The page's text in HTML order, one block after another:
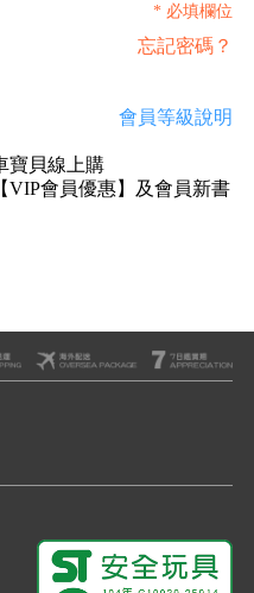
* 必填欄位
忘記密碼？
會員等級說明
寶貝線上購
VIP會員優惠】及會員新書